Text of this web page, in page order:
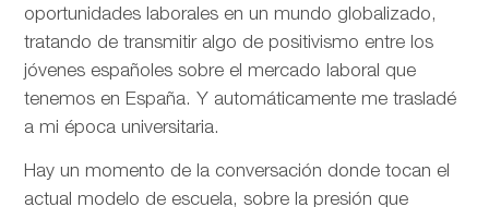
oportunidades laborales en un mundo globalizado,
tratando de transmitir algo de positivismo entre los
jóvenes españoles sobre el mercado laboral que
tenemos en España. Y automáticamente me trasladé
a mi época universitaria.
Hay un momento de la conversación donde tocan el
actual modelo de escuela, sobre la presión que